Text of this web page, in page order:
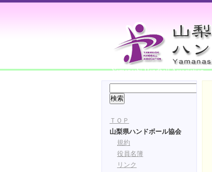
Yamanashi Handball Association
ＴＯＰ
山梨県ハンドボール協会
規約
役員名簿
リンク